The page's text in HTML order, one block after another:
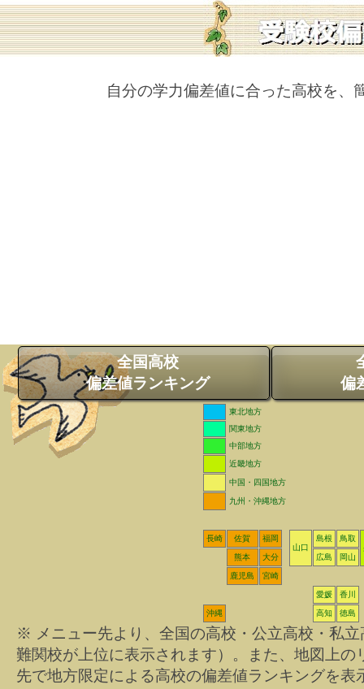
自分の学力偏差値に合った高校を、
全国高校
偏差値ランキング
偏
東北地方
関東地方
中部地方
近畿地方
中国・四国地方
九州・沖縄地方
長崎 佐賀
福岡
山口
島根
鳥取
熊本
大分 広島 岡山
鹿児島 宮崎
愛媛 香川
沖縄 高知 徳島
※ メニュー先より、全国の高校・公立高校・私
難関校が上位に表示されます）。また、地図上
先で地方限定による高校の偏差値ランキングを